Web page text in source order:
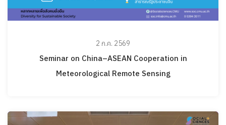
2 ก.ค. 2569
Seminar on China–ASEAN Cooperation in
Meteorological Remote Sensing